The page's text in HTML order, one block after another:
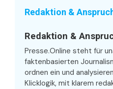
Redaktion &
Redaktion &
Presse.Online steht für
faktenbasierten
ordnen ein und
Klicklogik, mit klarem